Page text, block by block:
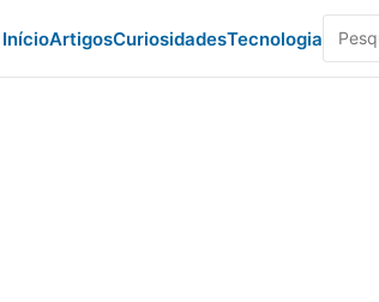
InícioArtigosCuriosidadesTecnologia